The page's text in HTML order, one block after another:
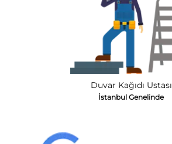
Duvar Kağıdı Ustası
İstanbul Genelinde